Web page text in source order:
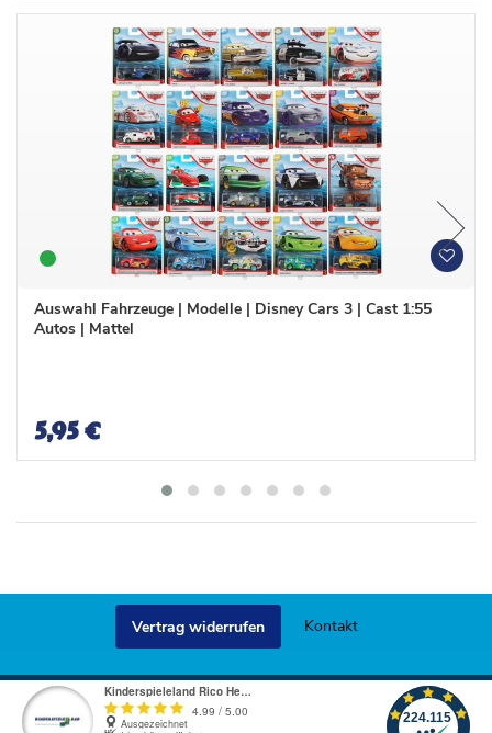
W
e
Auswahl Fahrzeuge | Modelle | Disney Cars 3 | Cast 1:55
Autos | Mattel
5,95 €
W
e
Vertrag widerrufen Kontakt